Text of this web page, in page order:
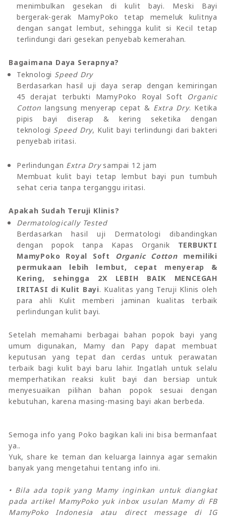
menimbulkan gesekan di kulit bayi. Meski Bayi
bergerak-gerak MamyPoko tetap memeluk kulitnya
dengan sangat lembut, sehingga kulit si Kecil tetap
terlindungi dari gesekan penyebab kemerahan.
Bagaimana Daya Serapnya?
Teknologi Speed Dry
Berdasarkan hasil uji daya serap dengan kemiringan
45 derajat terbukti MamyPoko Royal Soft Organic
Cotton langsung menyerap cepat & Extra Dry. Ketika
pipis bayi diserap & kering seketika dengan
teknologi Speed Dry, Kulit bayi terlindungi dari bakteri
penyebab iritasi.
Perlindungan Extra Drysampai 12 jam
Membuat kulit bayi tetap lembut bayi pun tumbuh
sehat ceria tanpa terganggu iritasi.
Apakah Sudah Teruji Klinis?
Dermatologically Tested
Berdasarkan hasil uji Dermatologi dibandingkan
dengan popok tanpa Kapas Organik TERBUKTI
MamyPoko Royal Soft Organic Cottonmemiliki
permukaan lebih lembut, cepat menyerap &
Kering, sehingga 2X LEBIH BAIK MENCEGAH
IRITASI di Kulit Bayi. Kualitas yang Teruji Klinis oleh
para ahli Kulit memberi jaminan kualitas terbaik
perlindungan kulit bayi.
Setelah memahami berbagai bahan popok bayi yang
umum digunakan, Mamy dan Papy dapat membuat
keputusan yang tepat dan cerdas untuk perawatan
terbaik bagi kulit bayi baru lahir. Ingatlah untuk selalu
memperhatikan reaksi kulit bayi dan bersiap untuk
menyesuaikan pilihan bahan popok sesuai dengan
kebutuhan, karena masing-masing bayi akan berbeda.
Semoga info yang Poko bagikan kali ini bisa bermanfaat
ya..
Yuk, share ke teman dan keluarga lainnya agar semakin
banyak yang mengetahui tentang info ini.
• Bila ada topik yang Mamy inginkan untuk diangkat
pada artikel MamyPoko yuk inbox usulan Mamy di FB
MamyPoko Indonesia atau direct message di IG